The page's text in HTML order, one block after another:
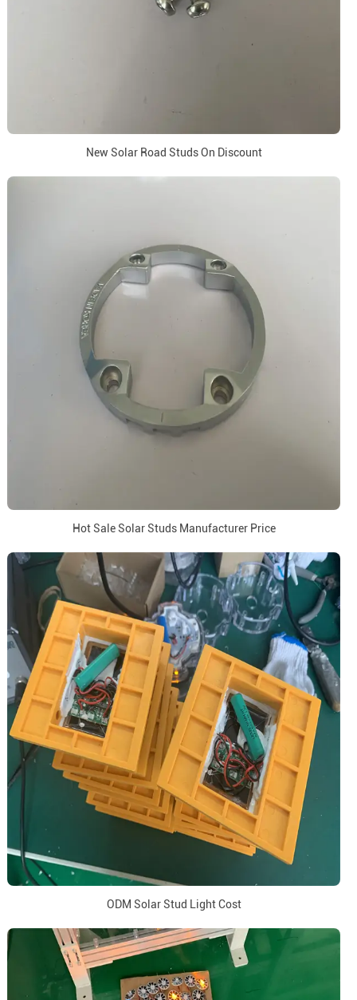
New Solar Road Studs On Discount
Hot Sale Solar Studs Manufacturer Price
ODM Solar Stud Light Cost